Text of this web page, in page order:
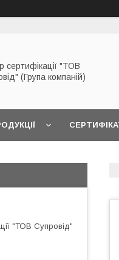
сертифікації "ТОВ
(Група компаній)
"ТОВ Супровід"